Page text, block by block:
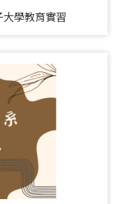
學教育實習